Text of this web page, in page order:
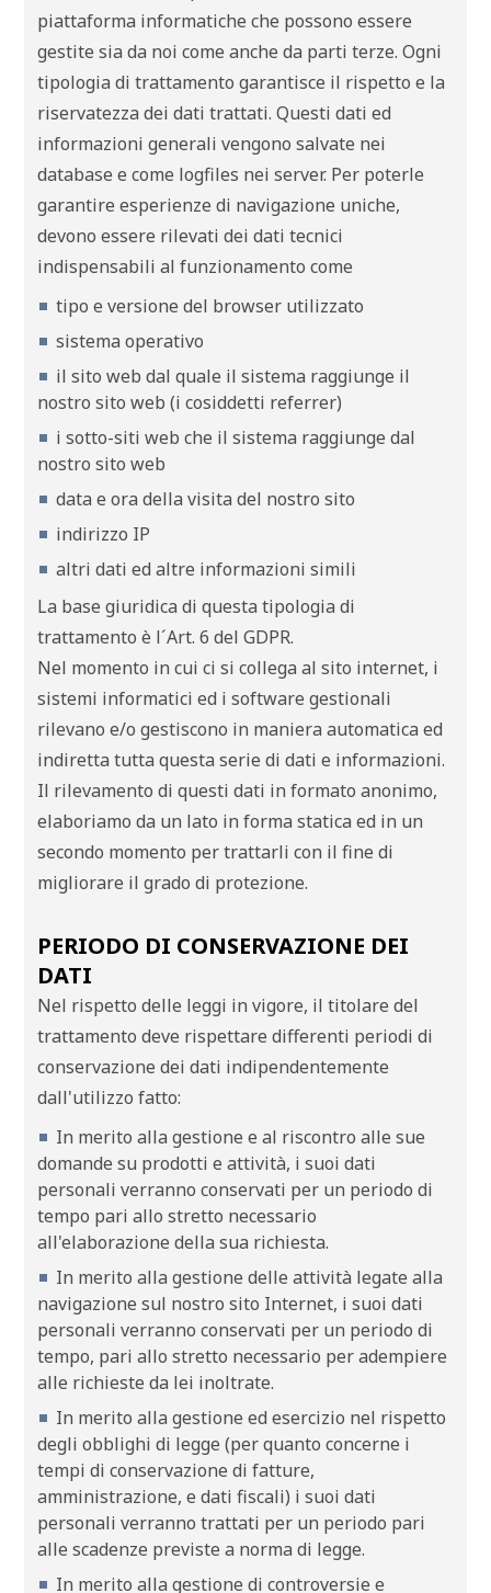
piattaforma informatiche che possono essere
gestite sia da noi come anche da parti terze. Ogni
tipologia di trattamento garantisce il rispetto e la
riservatezza dei dati trattati. Questi dati ed
informazioni generali vengono salvate nei
database e come logfiles nei server. Per poterle
garantire esperienze di navigazione uniche,
devono essere rilevati dei dati tecnici
indispensabili al funzionamento come
tipo e versione del browser utilizzato
sistema operativo
il sito web dal quale il sistema raggiunge il
nostro sito web (i cosiddetti referrer)
i sotto-siti web che il sistema raggiunge dal
nostro sito web
data e ora della visita del nostro sito
indirizzo IP
altri dati ed altre informazioni simili
La base giuridica di questa tipologia di
trattamento è l´Art. 6 del GDPR.
Nel momento in cui ci si collega al sito internet, i
sistemi informatici ed i software gestionali
rilevano e/o gestiscono in maniera automatica ed
indiretta tutta questa serie di dati e informazioni.
Il rilevamento di questi dati in formato anonimo,
elaboriamo da un lato in forma statica ed in un
secondo momento per trattarli con il fine di
migliorare il grado di protezione.
PERIODO DI CONSERVAZIONE DEI
DATI
Nel rispetto delle leggi in vigore, il titolare del
trattamento deve rispettare differenti periodi di
conservazione dei dati indipendentemente
dall'utilizzo fatto:
In merito alla gestione e al riscontro alle sue
domande su prodotti e attività, i suoi dati
personali verranno conservati per un periodo di
tempo pari allo stretto necessario
all'elaborazione della sua richiesta.
In merito alla gestione delle attività legate alla
navigazione sul nostro sito Internet, i suoi dati
personali verranno conservati per un periodo di
tempo, pari allo stretto necessario per adempiere
alle richieste da lei inoltrate.
In merito alla gestione ed esercizio nel rispetto
degli obblighi di legge (per quanto concerne i
tempi di conservazione di fatture,
amministrazione, e dati fiscali) i suoi dati
personali verranno trattati per un periodo pari
alle scadenze previste a norma di legge.
In merito alla gestione di controversie e